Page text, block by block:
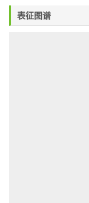
表征图谱